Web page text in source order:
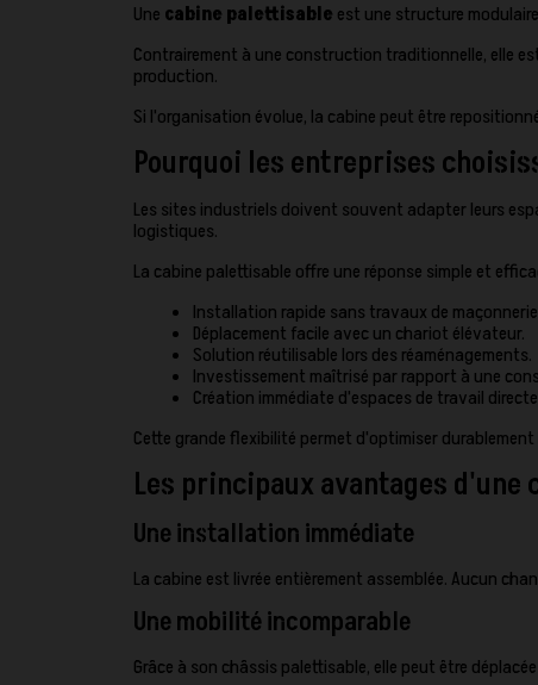
Une cabine palettisable est une structure
Contrairement à une construction traditionnelle, elle
production.
Si l'organisation évolue, la cabine peut être
Pourquoi les entreprises
Les sites industriels doivent souvent adapter leurs
logistiques.
La cabine palettisable offre une réponse simple et
Installation rapide sans travaux de
Déplacement facile avec un chariot élévateur.
Solution réutilisable lors des réaménagements.
Investissement maîtrisé par rapport à une
Création immédiate d'espaces de travail
Cette grande flexibilité permet d'optimiser
Les principaux avantages
Une installation immédiate
La cabine est livrée entièrement assemblée. Aucun
Une mobilité incomparable
Grâce à son châssis palettisable, elle peut être